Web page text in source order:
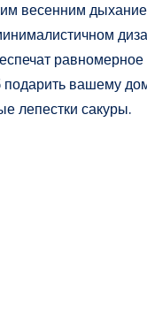
весенним
вашему
лепестки сакуры.